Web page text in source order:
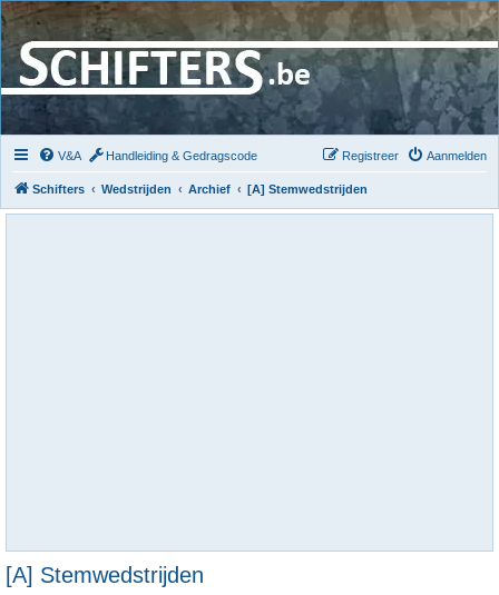
V&A Handleiding & Gedragscode Aanmelden
Registreer
Schifters Wedstrijden Archief [A] Stemwedstrijden
[A] Stemwedstrijden